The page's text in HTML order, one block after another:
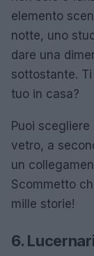
elemento
notte, uno
dare una
sottostante.
tuo in casa?
Puoi
vetro, a
un
Scommetto
mille storie!
6.